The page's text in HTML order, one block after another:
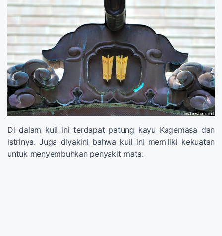
Di dalam kuil ini terdapat patung kayu Kagemasa dan
istrinya. Juga diyakini bahwa kuil ini memiliki kekuatan
untuk menyembuhkan penyakit mata.